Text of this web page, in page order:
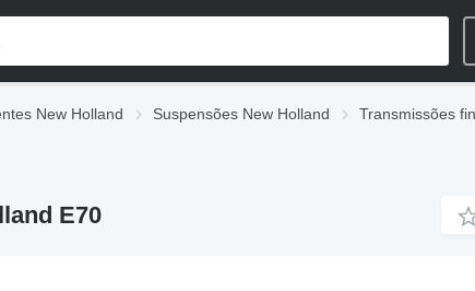
New Holland Suspensões New Holland
Transmissões
E70